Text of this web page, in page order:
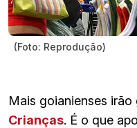
(Foto: Reprodução)
Mais goianienses irão
Crianças. É o que